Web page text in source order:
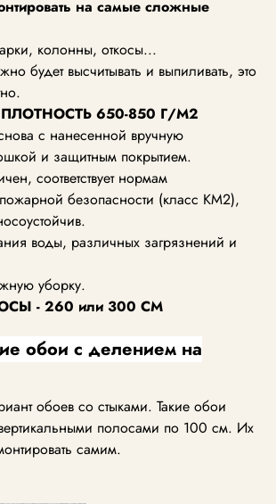
на самые сложные
колонны, откосы...
будет высчитывать и выпиливать, это
650-850 Г/М2
с нанесенной вручную
и защитным покрытием.
соответствует нормам
безопасности (класс KM2),
воды, различных загрязнений и
уборку.
- 260 или 300 СМ
обои с делением на
обоев со стыками. Такие обои
вертикальными полосами по 100 см. Их
самим.